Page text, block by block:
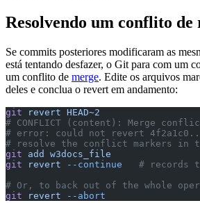
Resolvendo um conflito de
Se commits posteriores modificaram as
está tentando desfazer, o Git para com um
um conflito de merge. Edite os arquivos
deles e conclua o revert em andamento:
git revert HEAD~2
# CONFLICT (content): Merge
# error: could not revert
# resolve the conflict markers in
git add
w3docs_file
git revert --continue
# records
# Or, to back out of the whole
git revert --abort